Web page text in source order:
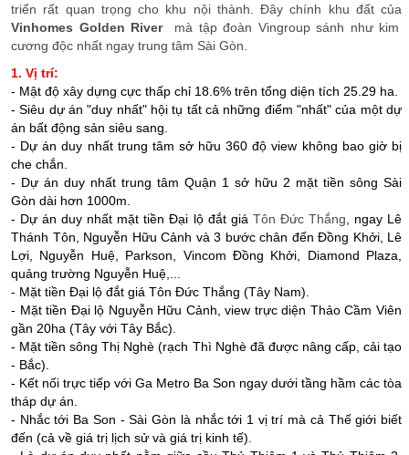
triển rất quan trọng cho khu nội thành. Đây chính khu đất của
Vinhomes Golden Rivermà tập đoàn Vingroup sánh như kim
cương độc nhất ngay trung tâm Sài Gòn.
1. Vị trí:
- Mật độ xây dựng cực thấp chỉ 18.6% trên tổng diện tích 25.29 ha.
- Siêu dự án "duy nhất" hội tụ tất cả những điểm "nhất" của một dự
án bất động sản siêu sang.
- Dự án duy nhất trung tâm sở hữu 360 độ view không bao giờ bị
che chắn.
- Dự án duy nhất trung tâm Quận 1 sở hữu 2 mặt tiền sông Sài
Gòn dài hơn 1000m.
- Dự án duy nhất mặt tiền Đại lộ đắt giá Tôn Đức Thắng , ngay Lê
Thánh Tôn, Nguyễn Hữu Cảnh và 3 bước chân đến Đồng Khởi, Lê
Lợi, Nguyễn Huệ, Parkson, Vincom Đồng Khởi, Diamond Plaza,
quảng trường Nguyễn Huệ,...
- Mặt tiền Đại lộ đắt giá Tôn Đức Thắng (Tây Nam).
- Mặt tiền Đại lộ Nguyễn Hữu Cảnh, view trực diện Thảo Cầm Viên
gần 20ha (Tây với Tây Bắc).
- Mặt tiền sông Thị Nghè (rạch Thì Nghè đã được nâng cấp, cải tạo
- Bắc).
- Kết nối trực tiếp với Ga Metro Ba Son ngay dưới tầng hầm các tòa
tháp dự án.
- Nhắc tới Ba Son - Sài Gòn là nhắc tới 1 vị trí mà cả Thế giới biết
đến (cả về giá trị lịch sử và giá trị kinh tế).